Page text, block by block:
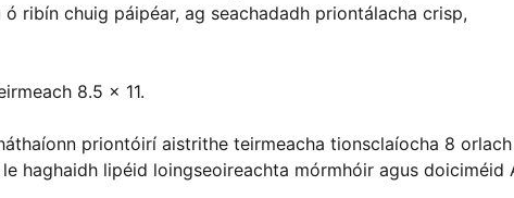
ribín chuig páipéar, ag seachadadh priontálacha crisp,
8.5 x 11.
priontóirí aistrithe teirmeacha tionsclaíocha 8
haghaidh lipéid loingseoireachta mórmhóir agus doiciméid